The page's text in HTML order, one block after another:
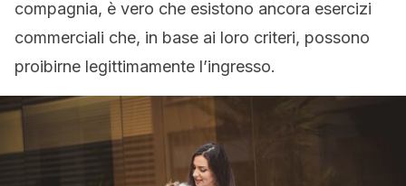
compagnia, è vero che esistono ancora esercizi
commerciali che, in base ai loro criteri, possono
proibirne legittimamente l’ingresso.